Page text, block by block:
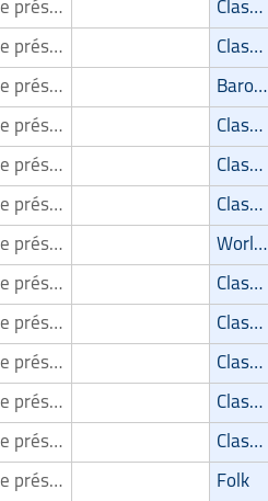
se présente Classic
se présente Baroque
se présente Classic
se présente Classic
se présente Classic
se présente World Music
se présente Classic
se présente Classic
se présente Classic
se présente Classic
se présente Classic
se présente Folk